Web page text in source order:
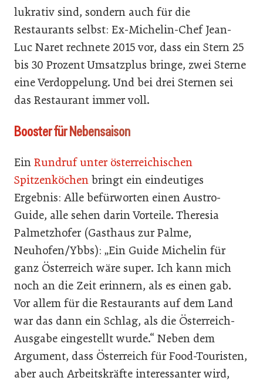
lukrativ sind, sondern auch für die
Restaurants selbst: Ex-Michelin-Chef Jean-
Luc Naret rechnete 2015 vor, dass ein Stern 25
bis 30 Prozent Umsatzplus bringe, zwei Sterne
eine Verdoppelung. Und bei drei Sternen sei
das Restaurant immer voll.
Booster für Nebensaison
Ein Rundruf unter österreichischen
Spitzenköchen bringt ein eindeutiges
Ergebnis: Alle befürworten einen Austro-
Guide, alle sehen darin Vorteile. Theresia
Palmetzhofer (Gasthaus zur Palme,
Neuhofen/Ybbs): „Ein Guide Michelin für
ganz Österreich wäre super. Ich kann mich
noch an die Zeit erinnern, als es einen gab.
Vor allem für die Restaurants auf dem Land
war das dann ein Schlag, als die Österreich-
Ausgabe eingestellt wurde.“ Neben dem
Argument, dass Österreich für Food-Touristen,
aber auch Arbeitskräfte interessanter wird,